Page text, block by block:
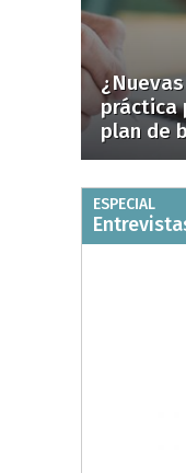
práctica
plan de
ESPECIAL